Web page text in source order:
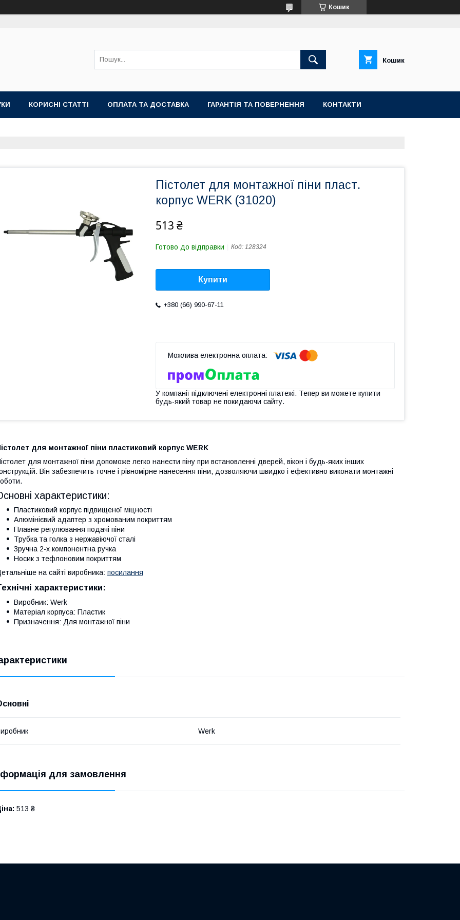
Кошик
Кошик
КОРИСНІ СТАТТІ ОПЛАТА ТА ДОСТАВКА ГАРАНТІЯ ТА ПОВЕРНЕННЯ КОНТАКТИ
Пістолет для монтажної піни пласт.
корпус WERK (31020)
513 ₴
Готово до відправки Код: 128324
Купити
+380 (66) 990-67-11
У компанії підключені електронні платежі. Тепер ви можете купити
будь-який товар не покидаючи сайту.
для монтажної піни пластиковий корпус WERK
для монтажної піни допоможе легко нанести піну при встановленні дверей, вікон і будь-яких інших
Він забезпечить точне і рівномірне нанесення піни, дозволяючи швидко і ефективно виконати монтажні
характеристики:
Пластиковий корпус підвищеної міцності
Алюмінієвий адаптер з хромованим покриттям
Плавне регулювання подачі піни
Трубка та голка з нержавіючої сталі
Зручна 2-х компонентна ручка
Носик з тефлоновим покриттям
на сайті виробника: посилання
характеристики:
Виробник: Werk
Матеріал корпуса: Пластик
Призначення: Для монтажної піни
Werk
для замовлення
513 ₴